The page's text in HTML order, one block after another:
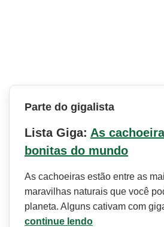
Parte do gigalista
Lista Giga: As
bonitas do mundo
As cachoeiras estão entre as
maravilhas naturais que você
planeta. Alguns cativam com
continue lendo